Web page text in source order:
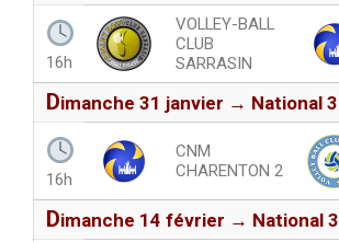
16h
VOLLEY-BALL
CLUB
SARRASIN
dimanche 31 janvier → National 3
16h
CNM
CHARENTON 2
dimanche 14 février → National 3